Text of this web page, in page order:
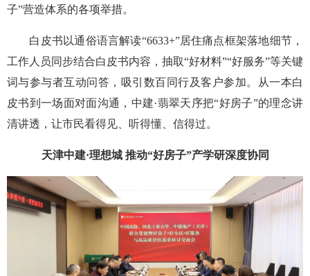
子”营造体系的各项举措。
白皮书以通俗语言解读“6633+”居住痛点框架落地细节，
工作人员同步结合白皮书内容，抽取“好材料”“好服务”等关键
词与参与者互动问答，吸引数百同行及客户参加。从一本白
皮书到一场面对面沟通，中建·翡翠天序把“好房子”的理念讲
清讲透，让市民看得见、听得懂、信得过。
天津中建·理想城 推动“好房子”产学研深度协同